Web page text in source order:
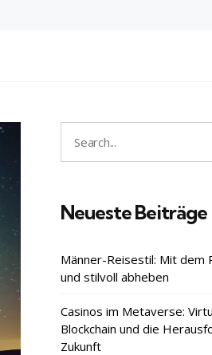
Search
for:
Neueste Beiträge
Männer-Reisestil: Mit
und stilvoll abheben
Casinos im Metaverse:
Blockchain und die
Zukunft